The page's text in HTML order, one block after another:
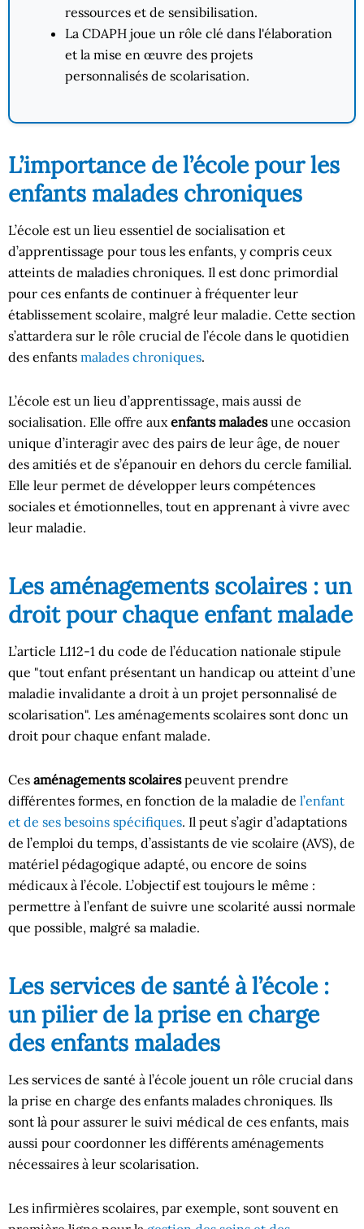
ressources et de sensibilisation.
La CDAPH joue un rôle clé dans l'élaboration
et la mise en œuvre des projets
personnalisés de scolarisation.
L’importance de l’école pour les
enfants malades chroniques
L’école est un lieu essentiel de socialisation et
d’apprentissage pour tous les enfants, y compris ceux
atteints de maladies chroniques. Il est donc primordial
pour ces enfants de continuer à fréquenter leur
établissement scolaire, malgré leur maladie. Cette section
s’attardera sur le rôle crucial de l’école dans le quotidien
des enfants malades chroniques.
L’école est un lieu d’apprentissage, mais aussi de
socialisation. Elle offre auxenfants maladesune occasion
unique d’interagir avec des pairs de leur âge, de nouer
des amitiés et de s’épanouir en dehors du cercle familial.
Elle leur permet de développer leurs compétences
sociales et émotionnelles, tout en apprenant à vivre avec
leur maladie.
Les aménagements scolaires : un
droit pour chaque enfant malade
L’article L112-1 du code de l’éducation nationale stipule
que "tout enfant présentant un handicap ou atteint d’une
maladie invalidante a droit à un projet personnalisé de
scolarisation". Les aménagements scolaires sont donc un
droit pour chaque enfant malade.
Ces aménagements scolairespeuvent prendre
différentes formes, en fonction de la maladie de l’enfant
et de ses besoins spécifiques. Il peut s’agir d’adaptations
de l’emploi du temps, d’assistants de vie scolaire (AVS), de
matériel pédagogique adapté, ou encore de soins
médicaux à l’école. L’objectif est toujours le même :
permettre à l’enfant de suivre une scolarité aussi normale
que possible, malgré sa maladie.
Les services de santé à l’école :
un pilier de la prise en charge
des enfants malades
Les services de santé à l’école jouent un rôle crucial dans
la prise en charge des enfants malades chroniques. Ils
sont là pour assurer le suivi médical de ces enfants, mais
aussi pour coordonner les différents aménagements
nécessaires à leur scolarisation.
Les infirmières scolaires, par exemple, sont souvent en